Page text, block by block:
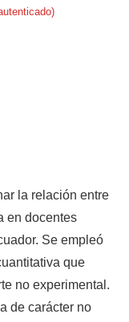
la relación entre
en docentes
Se empleó
que
no experimental.
de carácter no